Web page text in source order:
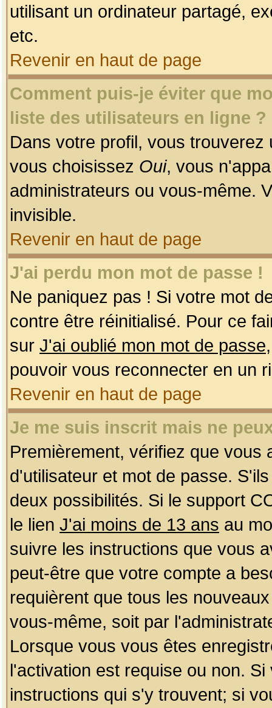
utilisant un ordinateur partagé,
etc.
Revenir en haut de page
Comment puis-je éviter que
liste des utilisateurs en ligne ?
Dans votre profil, vous
vous choisissez Oui, vous
administrateurs ou vous-même.
invisible.
Revenir en haut de page
J'ai perdu mon mot de passe !
Ne paniquez pas ! Si votre mot
contre être réinitialisé. Pour ce
sur J'ai oublié mon mot de passe
pouvoir vous reconnecter en un
Revenir en haut de page
Je me suis inscrit mais ne
Premièrement, vérifiez que
d'utilisateur et mot de passe.
deux possibilités. Si le support
le lien J'ai moins de 13 ans au
suivre les instructions que vous
peut-être que votre compte a
requièrent que tous les
vous-même, soit par
Lorsque vous vous êtes
l'activation est requise ou non.
instructions qui s'y trouvent; si